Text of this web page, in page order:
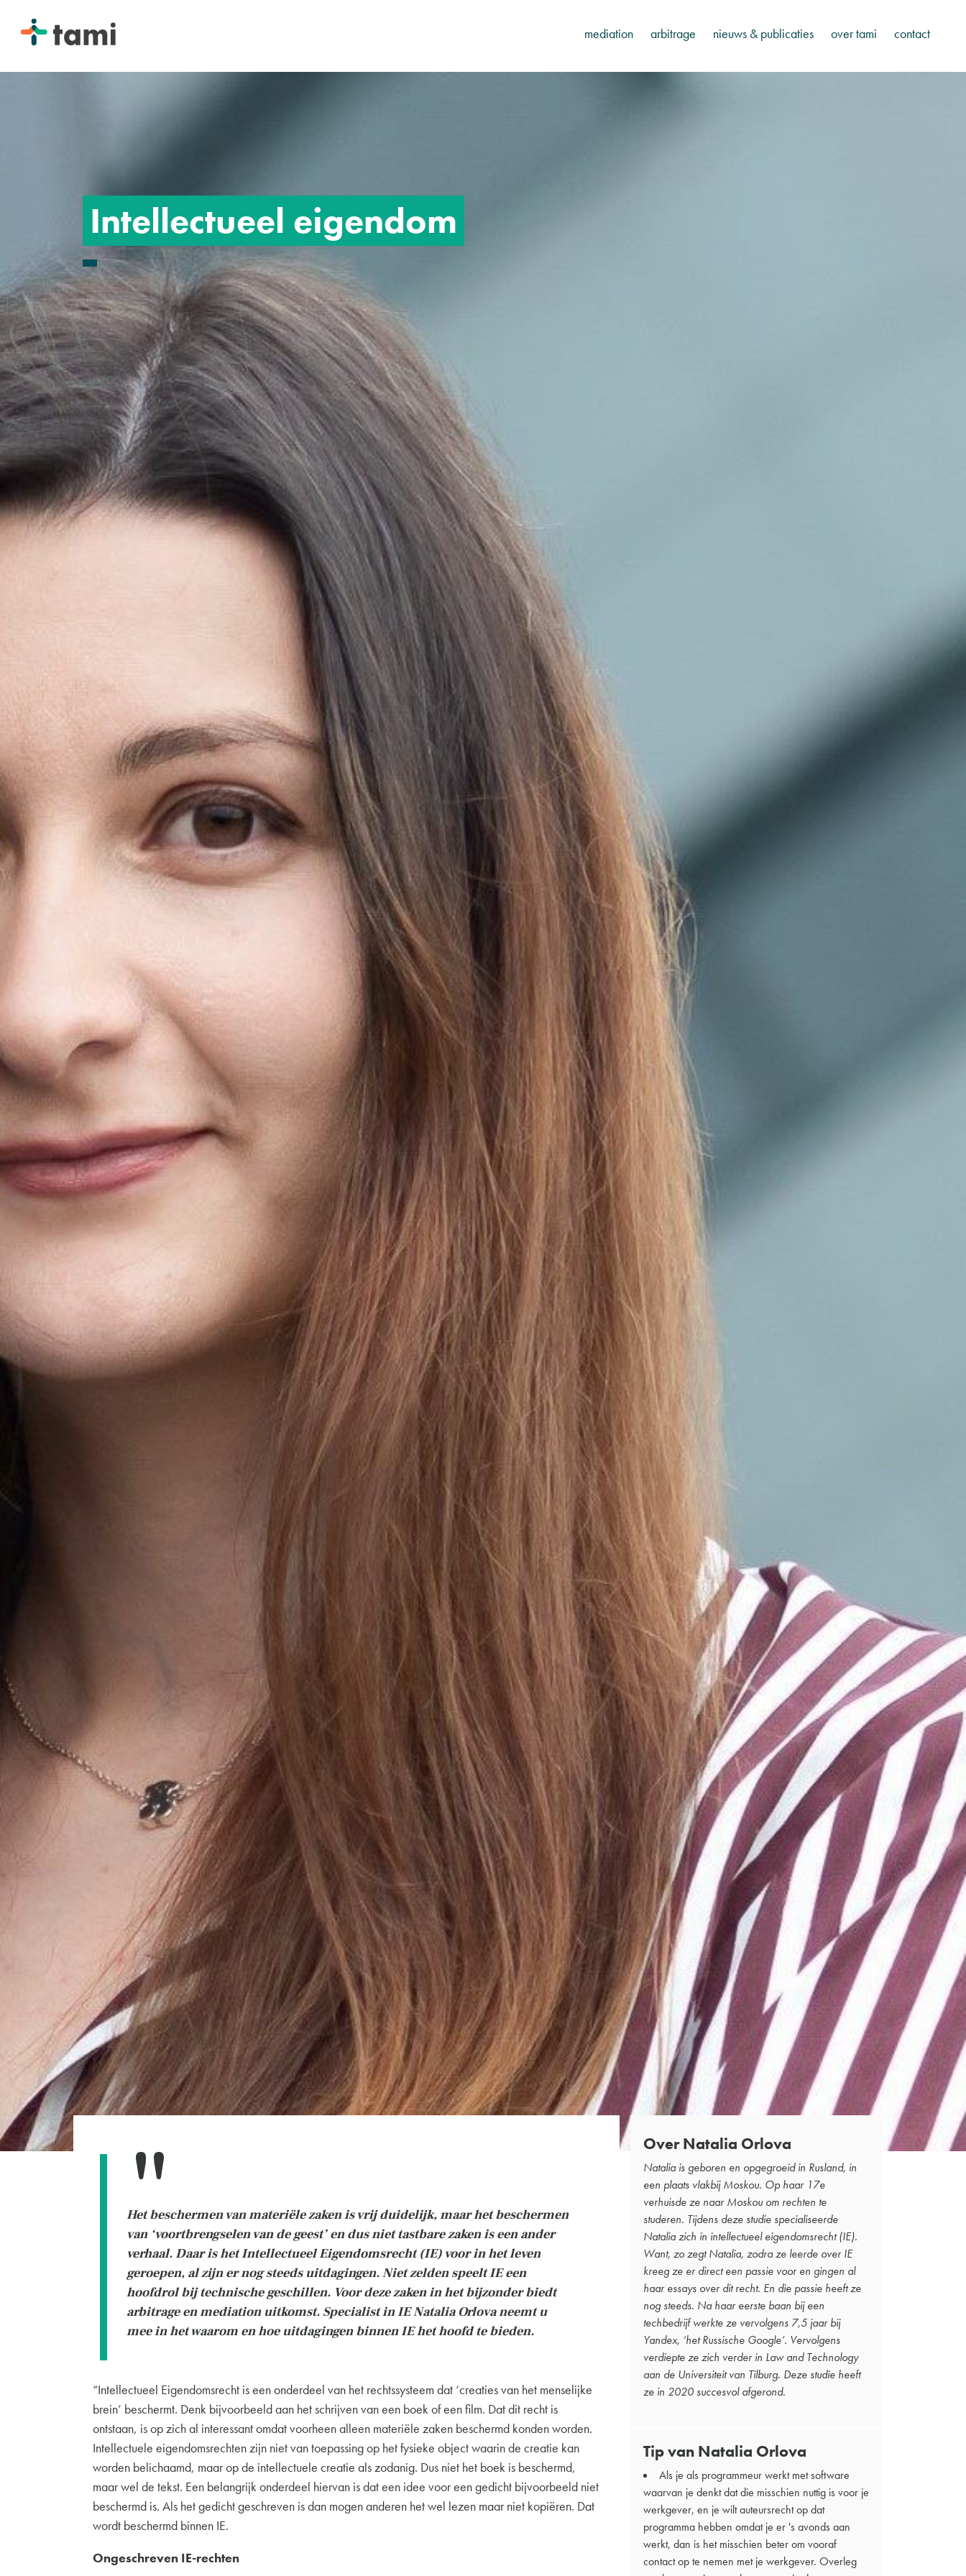
mediation arbitrage nieuws & publicaties over tami contact
Intellectueel eigendom
Het beschermen van materiële zaken is vrij duidelijk, maar het beschermen
van ‘voortbrengselen van de geest’ en dus niet tastbare zaken is een ander
verhaal. Daar is het Intellectueel Eigendomsrecht (IE) voor in het leven
geroepen, al zijn er nog steeds uitdagingen. Niet zelden speelt IE een
hoofdrol bij technische geschillen. Voor deze zaken in het bijzonder biedt
arbitrage en mediation uitkomst. Specialist in IE Natalia Orlova neemt u
mee in het waarom en hoe uitdagingen binnen IE het hoofd te bieden.
“Intellectueel Eigendomsrecht is een onderdeel van het rechtssysteem dat ‘creaties van het menselijke
brein’ beschermt. Denk bijvoorbeeld aan het schrijven van een boek of een film. Dat dit recht is
ontstaan, is op zich al interessant omdat voorheen alleen materiële zaken beschermd konden worden.
Intellectuele eigendomsrechten zijn niet van toepassing op het fysieke object waarin de creatie kan
worden belichaamd, maar op de intellectuele creatie als zodanig. Dus niet het boek is beschermd,
maar wel de tekst. Een belangrijk onderdeel hiervan is dat een idee voor een gedicht bijvoorbeeld niet
beschermd is. Als het gedicht geschreven is dan mogen anderen het wel lezen maar niet kopiëren. Dat
wordt beschermd binnen IE.
Ongeschreven IE-rechten
Over Natalia Orlova
Natalia is geboren en opgegroeid in Rusland, in
een plaats vlakbij Moskou. Op haar 17e
verhuisde ze naar Moskou om rechten te
studeren. Tijdens deze studie specialiseerde
Natalia zich in intellectueel eigendomsrecht (IE).
Want, zo zegt Natalia, zodra ze leerde over IE
kreeg ze er direct een passie voor en gingen al
haar essays over dit recht. En die passie heeft ze
nog steeds. Na haar eerste baan bij een
techbedrijf werkte ze vervolgens 7,5 jaar bij
Yandex, ‘het Russische Google’. Vervolgens
verdiepte ze zich verder in Law and Technology
aan de Universiteit van Tilburg. Deze studie heeft
ze in 2020 succesvol afgerond.
Tip van Natalia Orlova
Als je als programmeur werkt met software
waarvan je denkt dat die misschien nuttig is voor je
werkgever, en je wilt auteursrecht op dat
programma hebben omdat je er 's avonds aan
werkt, dan is het misschien beter om vooraf
contact op te nemen met je werkgever. Overleg